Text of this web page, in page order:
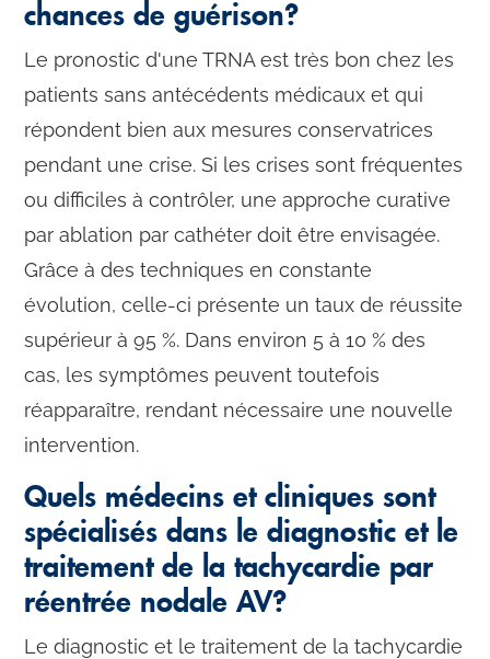
chances de guérison?
Le pronostic d'une TRNA est très bon chez les
patients sans antécédents médicaux et qui
répondent bien aux mesures conservatrices
pendant une crise. Si les crises sont fréquentes
ou difficiles à contrôler, une approche curative
par ablation par cathéter doit être envisagée.
Grâce à des techniques en constante
évolution, celle-ci présente un taux de réussite
supérieur à 95 %. Dans environ 5 à 10 % des
cas, les symptômes peuvent toutefois
réapparaître, rendant nécessaire une nouvelle
intervention.
Quels médecins et cliniques sont
spécialisés dans le diagnostic et le
traitement de la tachycardie par
réentrée nodale AV?
Le diagnostic et le traitement de la tachycardie